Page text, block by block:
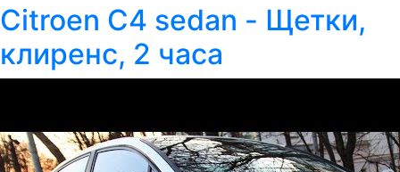
Citroen C4 sedan - Щетки,
клиренс, 2 часа